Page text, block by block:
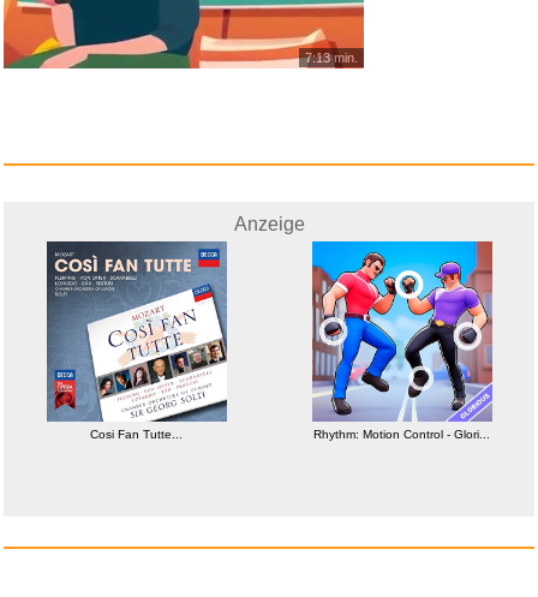
Hörmann �-ffnungsbegrenze...
7:13 min.
Anzeige
Cosi Fan Tutte... Rhythm: Motion Control - Glori...